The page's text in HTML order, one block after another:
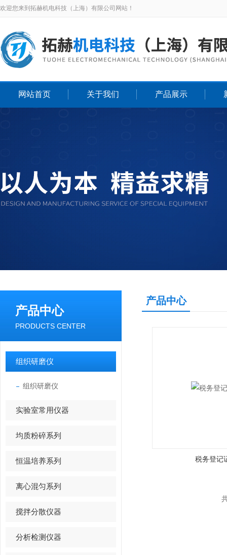
欢迎您来到拓赫机电科技（上海）有限公司网站！
网站首页 关于我们 产品展示
产品中心
PRODUCTS CENTER
组织研磨仪
组织研磨仪
实验室常用仪器
均质粉碎系列
恒温培养系列
离心混匀系列
搅拌分散仪器
分析检测仪器
产品中心
税务登记